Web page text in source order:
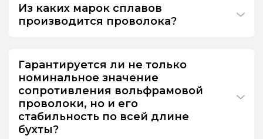
Из каких марок сплавов
производится проволока?
Гарантируется ли не только
номинальное значение
сопротивления вольфрамовой
проволоки, но и его
стабильность по всей длине
бухты?